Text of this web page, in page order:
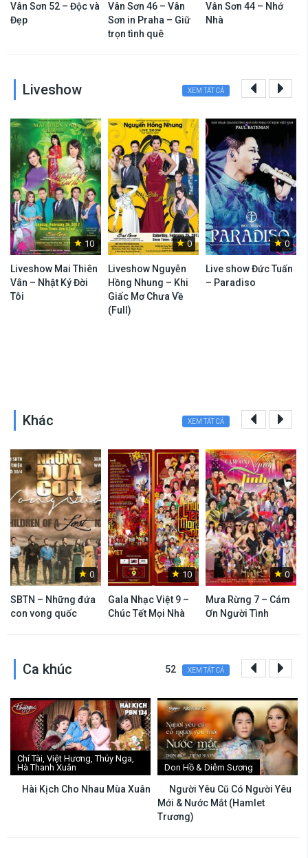
Vân Sơn 52 – Độc và
Đẹp
Vân Sơn 46 – Vân
Sơn in Praha – Giữ
trọn tình quê
Vân Sơn 44 – Nhớ
Nhà
Liveshow XEM TẤT CẢ
10
Liveshow Mai Thiên
Vân – Nhật Ký Đời
Tôi
0
Liveshow Nguyễn
Hồng Nhung – Khi
Giấc Mơ Chưa Về
(Full)
0
Live show Đức Tuấn
– Paradiso
Khác XEM TẤT CẢ
0
SBTN – Những đứa
con vong quốc
10
Gala Nhạc Việt 9 –
Chúc Tết Mọi Nhà
0
Mưa Rừng 7 – Cám
Ơn Người Tình
Ca khúc 52 XEM TẤT CẢ
Chí Tài, Việt Hương, Thúy Nga,
Hà Thanh Xuân
Hài Kịch Cho Nhau Mùa Xuân
Don Hồ & Diễm Sương
Người Yêu Cũ Có Người Yêu
Mới & Nước Mắt (Hamlet
Trương)